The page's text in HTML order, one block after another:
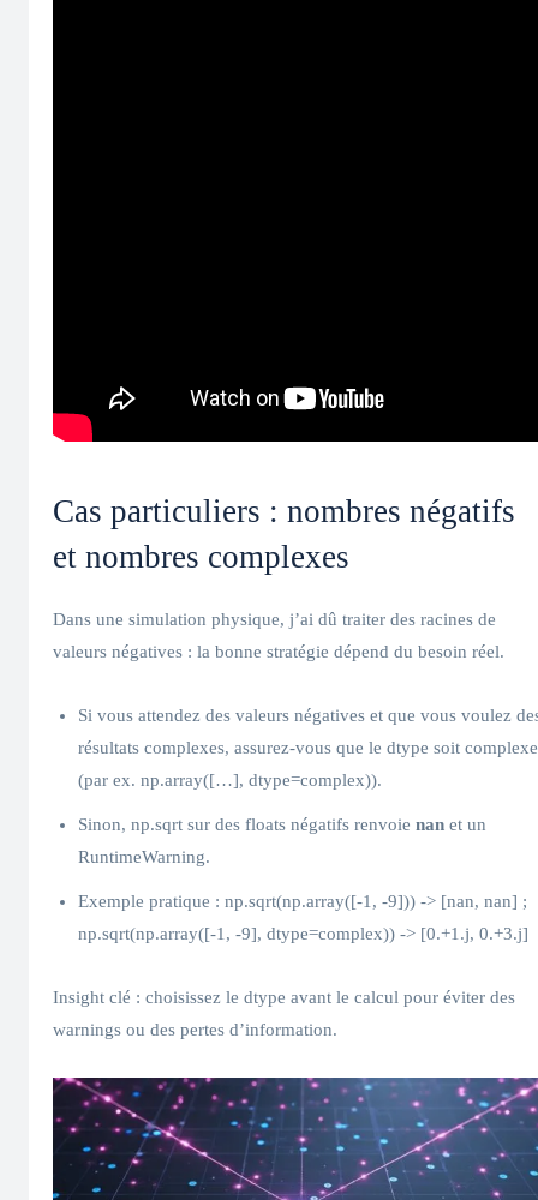
Cas particuliers : nombres négatifs
et nombres complexes
Dans une simulation physique, j’ai dû traiter des racines de
valeurs négatives : la bonne stratégie dépend du besoin réel.
Si vous attendez des valeurs négatives et que vous voulez
résultats complexes, assurez-vous que le dtype soit complexe
(par ex. np.array([…], dtype=complex)).
Sinon, np.sqrt sur des floats négatifs renvoie nan et un
RuntimeWarning.
Exemple pratique : np.sqrt(np.array([-1, -9])) -> [nan, nan] ;
np.sqrt(np.array([-1, -9], dtype=complex)) -> [0.+1.j, 0.+3.j]
Insight clé : choisissez le dtype avant le calcul pour éviter des
warnings ou des pertes d’information.